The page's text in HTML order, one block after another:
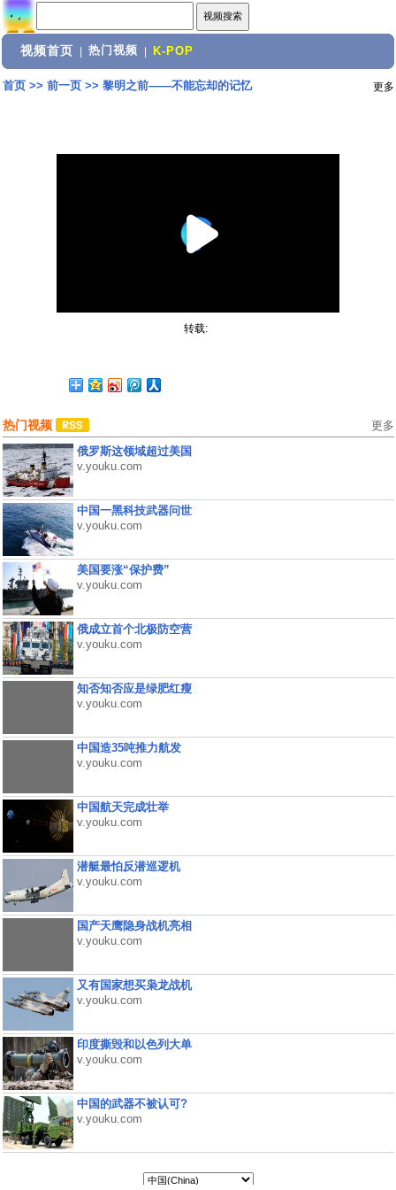
视频首页 热门视频 K-POP
首页>> 前一页>> 黎明之前——不能忘却的记忆 更多
转载:
热门视频 更多
俄罗斯这领域超过美国
v.youku.com
中国一黑科技武器问世
v.youku.com
美国要涨“保护费”
v.youku.com
俄成立首个北极防空营
v.youku.com
知否知否应是绿肥红瘦
v.youku.com
中国造35吨推力航发
v.youku.com
中国航天完成壮举
v.youku.com
潜艇最怕反潜巡逻机
v.youku.com
国产天鹰隐身战机亮相
v.youku.com
又有国家想买枭龙战机
v.youku.com
印度撕毁和以色列大单
v.youku.com
中国的武器不被认可?
v.youku.com